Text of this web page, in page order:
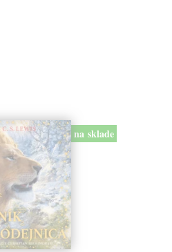
na sklade